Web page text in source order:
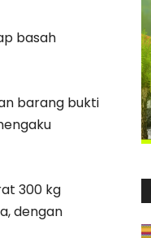
basah
barang bukti
300 kg
dengan